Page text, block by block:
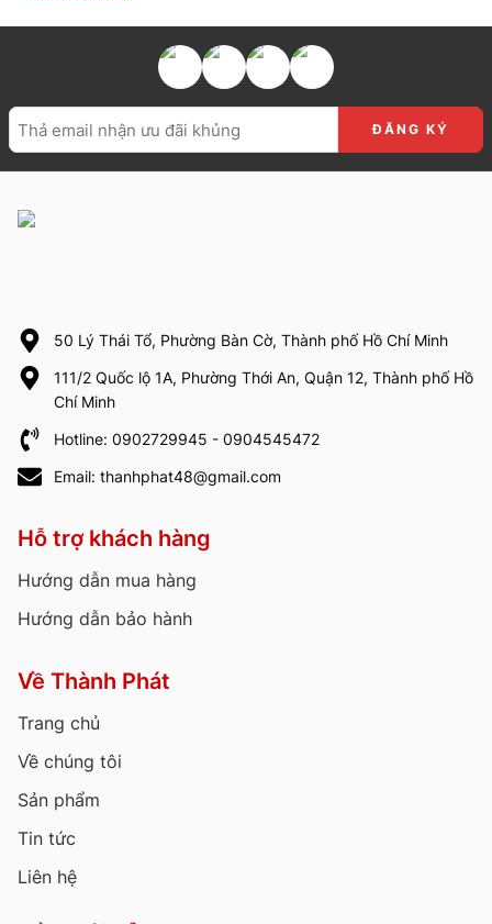
50 Lý Thái Tổ, Phường Bàn Cờ, Thành phố Hồ Chí Minh
111/2 Quốc lộ 1A, Phường Thới An, Quận 12, Thành phố Hồ
Chí Minh
Hotline: 0902729945 - 0904545472
Email: thanhphat48@gmail.com
Hỗ trợ khách hàng
Hướng dẫn mua hàng
Hướng dẫn bảo hành
Về Thành Phát
Trang chủ
Về chúng tôi
Sản phẩm
Tin tức
Liên hệ